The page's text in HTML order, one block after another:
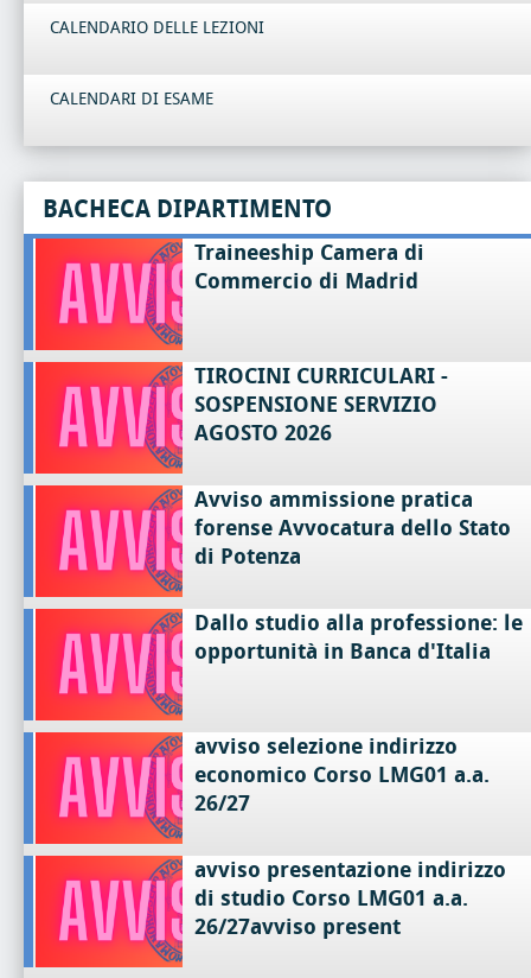
CALENDARIO DELLE LEZIONI
CALENDARI DI ESAME
BACHECA DIPARTIMENTO
Traineeship Camera di
Commercio di Madrid
TIROCINI CURRICULARI -
SOSPENSIONE SERVIZIO
AGOSTO 2026
Avviso ammissione pratica
forense Avvocatura dello Stato
di Potenza
Dallo studio alla professione: le
opportunità in Banca d'Italia
avviso selezione indirizzo
economico Corso LMG01 a.a.
26/27
avviso presentazione indirizzo
di studio Corso LMG01 a.a.
26/27avviso present